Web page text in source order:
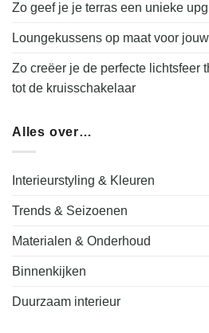
Zo geef je je terras een unieke
Loungekussens op maat voor
Zo creëer je de perfecte lichtsfeer
tot de kruisschakelaar
Alles over…
Interieurstyling & Kleuren
Trends & Seizoenen
Materialen & Onderhoud
Binnenkijken
Duurzaam interieur